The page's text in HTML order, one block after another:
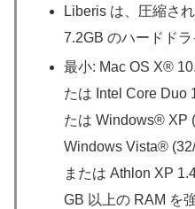
Liberis は、圧縮さ
7.2GB のハードド
最小: Mac OS X®
たは Intel Core Duo
たは Windows® XP
Windows Vista®
または Athlon XP
GB 以上の RAM を